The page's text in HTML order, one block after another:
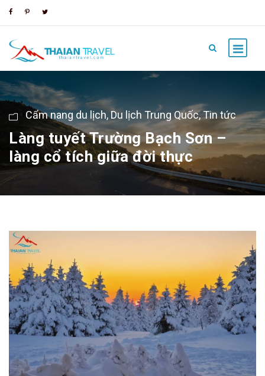
Cẩm nang du lịch,Du lịch Trung Quốc,Tin tức
Làng tuyết Trường Bạch Sơn –
làng cổ tích giữa đời thực